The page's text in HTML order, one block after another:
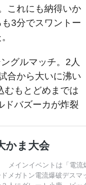
これにも納得いか
3分でスワントー
グルマッチ。2人
合から大いに沸い
むもとどめまでは
ドバズーカが炸裂